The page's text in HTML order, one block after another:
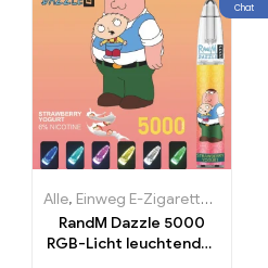
Einweg-E-Zigaretten Litauen,Einweg-
Alle, Einweg E-Zigaretten
RandM Dazzle 5000
RGB-Licht leuchtender
Chat